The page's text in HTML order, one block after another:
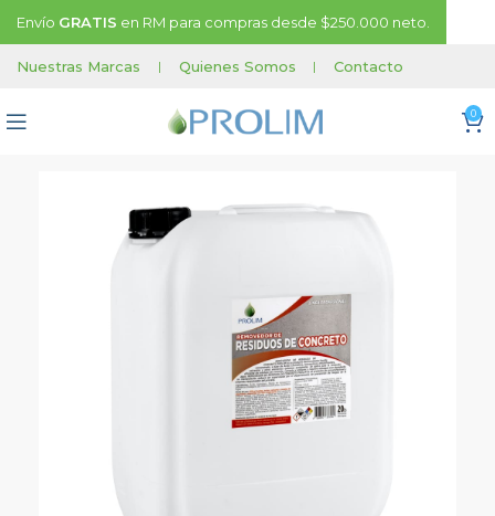
Nuestras Marcas | Quienes Somos | Contacto
0
Envío GRATIS en RM para compras desde $250.000 neto.